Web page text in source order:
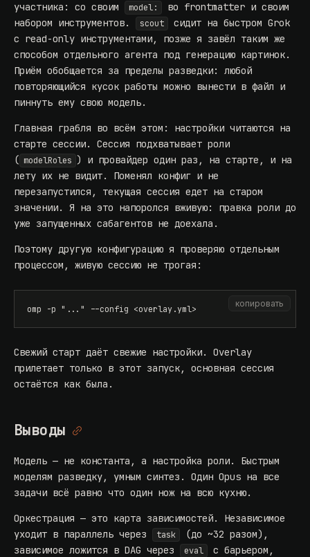
участника: со своим
model:
во frontmatter и своим
набором инструментов.
scout
сидит на быстром Grok
с read-only инструментами, позже я завёл таким же
способом отдельного агента под генерацию картинок.
Приём обобщается за пределы разведки: любой
повторяющийся кусок работы можно вынести в файл и
пиннуть ему свою модель.
Главная грабля во всём этом: настройки читаются на
старте сессии. Сессия подхватывает роли
( modelRoles ) и провайдер один раз, на старте, и на
лету их не видит. Поменял конфиг и не
перезапустился, текущая сессия едет на старом
значении. Я на это напоролся вживую: правка роли до
уже запущенных сабагентов не доехала.
Поэтому другую конфигурацию я проверяю отдельным
процессом, живую сессию не трогая:
копировать
omp -p "..." --config <overlay.yml>
Свежий старт даёт свежие настройки. Overlay
прилетает только в этот запуск, основная сессия
остаётся как была.
Выводы
Модель — не константа, а настройка роли. Быстрым
моделям разведку, умным синтез. Один Opus на все
задачи всё равно что один нож на всю кухню.
Оркестрация — это карта зависимостей. Независимое
уходит в параллель через
task
(до ~32 разом),
зависимое ложится в DAG через
eval
с барьером,